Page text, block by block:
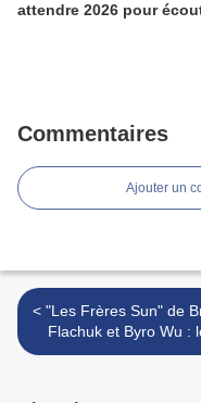
attendre 2026 pour
Commentaires
Ajouter un
< "Les Frères Sun" de Brad
Flachuk et Byro Wu :
choix de Charles et